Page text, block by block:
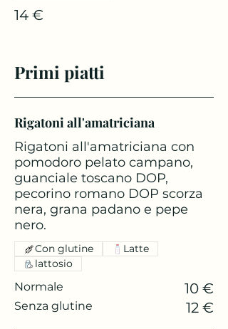
14 €
Primi piatti
Rigatoni all'amatriciana
Rigatoni all'amatriciana con
pomodoro pelato campano,
guanciale toscano DOP,
pecorino romano DOP scorza
nera, grana padano e pepe
nero.
Normale 10 €
Senza glutine 12 €
Con glutine
Latte
lattosio